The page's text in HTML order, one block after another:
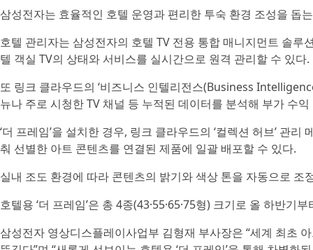
삼성전자는 효율적인 호텔 운영과 편리한 투숙 환경 조성을 돕
호텔 관리자는 삼성전자의 호텔 TV 전용 통합 매니지먼트 솔루
텔 객실 TV의 상태와 서비스를 실시간으로 원격 관리할 수 있다.
또 링크 클라우드의 ‘비즈니스 인텔리전스(Business
뉴나 주로 시청한 TV 채널 등 누적된 데이터를 분석해 부가 수
‘더 프레임’을 설치한 경우, 링크 클라우드의 ‘컬렉션 허브’ 관
춰 선별한 아트 콘텐츠를 연결된 제품에 일괄 배포할 수 있다.
실내 조도 환경에 따라 콘텐츠의 밝기와 색상 톤을 자동으로 조
호텔용 ‘더 프레임’은 총 4종(43·55·65·75형) 크기로 올 하반기
삼성전자 영상디스플레이사업부 김형재 부사장은 “세계 최초